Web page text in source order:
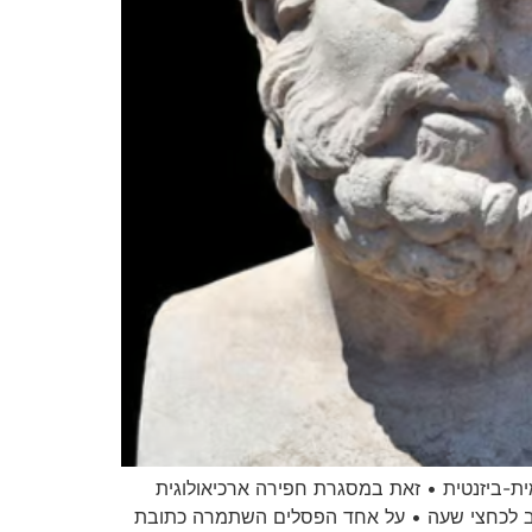
ביזנטית • זאת במסגרת חפירה ארכיאולוגית
הנסיעה בקו חיפה-תל אביב לכחצי שעה • על אחד הפסלים השתמרה כתובת